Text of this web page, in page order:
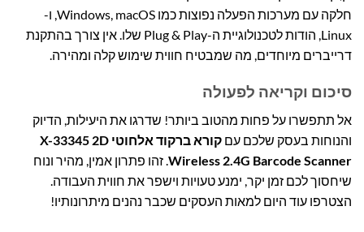
חלקה עם מערכות הפעלה נפוצות כמו Windows, macOS, ו-
Linux, הודות לטכנולוגיית ה-Plug & Play שלו. אין צורך בהתקנת
דרייברים מיוחדים, מה שמבטיח חווית שימוש קלה ומהירה.
סיכום וקריאה לפעולה
אל תתפשרו על פחות מהטוב ביותר! שדרגו את היעילות, הדיוק
והנוחות בעסק שלכם עם
קורא ברקוד אלחוטי X-33345 2D
Wireless 2.4G Barcode Scanner . זהו פתרון אמין, מהיר ונוח
שיחסוך לכם זמן יקר, ימנע טעויות וישפר את חווית העבודה.
הצטרפו עוד היום למאות העסקים שכבר נהנים מיתרונותיו!